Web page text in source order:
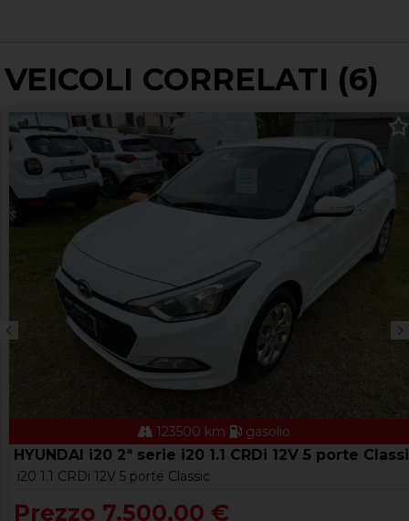
VEICOLI CORRELATI (6)
123500 km gasolio
HYUNDAI i20 2ª serie i20 1.1 CRDi 12V 5 porte
i20 1.1 CRDi 12V 5 porte Classic
Prezzo 7.500,00 €